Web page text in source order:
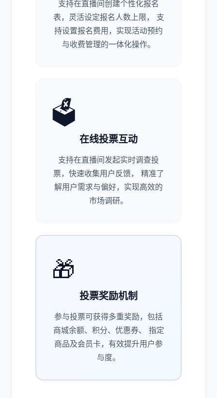
支持在直播间创建个性化报名
表，灵活设定报名人数上限， 支
持设置报名费用，实现活动预约
与收费管理的一体化操作。
🗳️
在线投票互动
支持在直播间发起实时调查投
票，快速收集用户反馈， 精准了
解用户需求与偏好，实现高效的
市场调研。
🎁
投票奖励机制
参与投票可获得多重奖励，包括
商城余额、积分、优惠券、 指定
商品及会员卡，有效提升用户参
与度。